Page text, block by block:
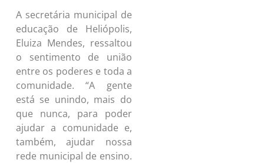
A secretária municipal de
educação de Heliópolis,
Eluiza Mendes, ressaltou
o sentimento de união
entre os poderes e toda a
comunidade. “A gente
está se unindo, mais do
que nunca, para poder
ajudar a comunidade e,
também, ajudar nossa
rede municipal de ensino.